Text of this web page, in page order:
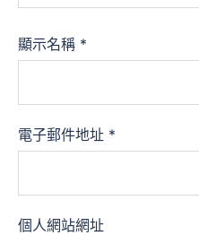
顯示名稱 *
電子郵件地址 *
個人網站網址